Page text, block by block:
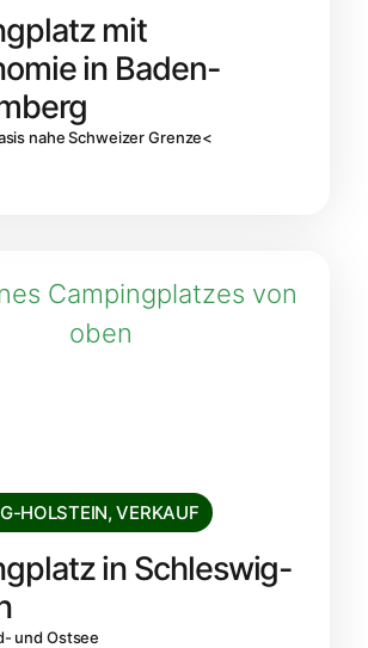
mit
in Baden-
nahe Schweizer Grenze<
HOLSTEIN,VERKAUF
in Schleswig-
und Ostsee